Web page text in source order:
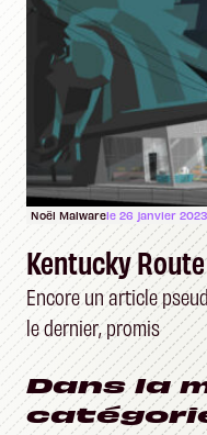
Noël Malwarele 26 janvier 2023
Kentucky
Encore un article
le dernier, promis
Dans la